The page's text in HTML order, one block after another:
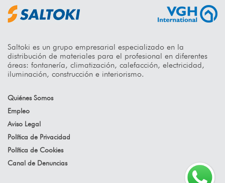
Saltoki es un grupo empresarial especializado en la
distribución de materiales para el profesional en diferentes
áreas: fontanería, climatización, calefacción, electricidad,
iluminación, construcción e interiorismo.
Quiénes Somos
Empleo
Aviso Legal
Política de Privacidad
Política de Cookies
Canal de Denuncias